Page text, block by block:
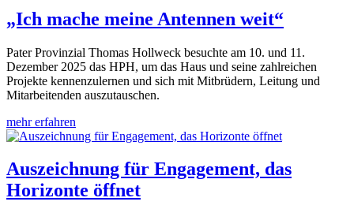
„Ich mache meine Antennen weit“
Pater Provinzial Thomas Hollweck besuchte am 10. und 11.
Dezember 2025 das HPH, um das Haus und seine zahlreichen
Projekte kennenzulernen und sich mit Mitbrüdern, Leitung und
Mitarbeitenden auszutauschen.
mehr erfahren
Auszeichnung für Engagement, das
Horizonte öffnet